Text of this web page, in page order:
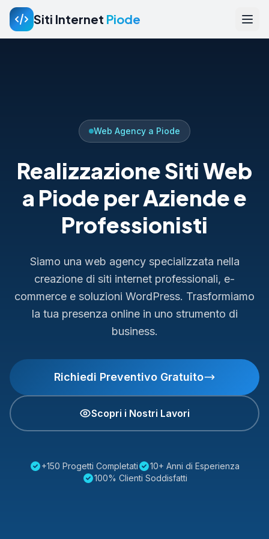
Siti Internet Piode
Web Agency a Piode
Realizzazione Siti Web
a Piode per Aziende e
Professionisti
Siamo una web agency specializzata nella
creazione di siti internet professionali, e-
commerce e soluzioni WordPress. Trasformiamo
la tua presenza online in uno strumento di
business.
Richiedi Preventivo Gratuito
Scopri i Nostri Lavori
+150 Progetti Completati
10+ Anni di Esperienza
100% Clienti Soddisfatti